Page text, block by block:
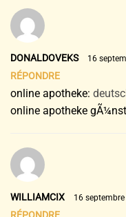
DONALDOVEKS 16
RÉPONDRE
online apotheke:
online apotheke
WILLIAMCIX 16
RÉPONDRE